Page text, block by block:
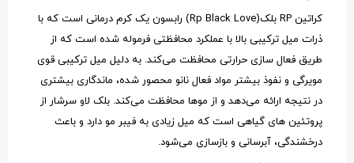
کراتین RP بلک(Rp Black Love) رابسون یک کرم درمانی است که با
ذرات میل ترکیبی بالا با عملکرد محافظتی فرموله شده است که از
طریق فعال سازی حرارتی محافظت می‌کند. به دلیل میل ترکیبی قوی
مویرگی و نفوذ بیشتر مواد فعال نانو محصور شده، ماندگاری بیشتری
در نتیجه ارائه می‌دهد و از موها محافظت می‌کند. بلک لاو سرشار از
پروتئین های گیاهی است که میل زیادی به فیبر مو دارد و باعث
درخشندگی، آبرسانی و بازسازی می‌شود.